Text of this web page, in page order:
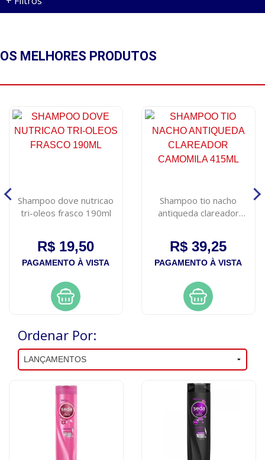
OS MELHORES PRODUTOS
Shampoo dove nutricao
tri-oleos frasco 190ml
R$ 19,50
PAGAMENTO À VISTA
Shampoo tio nacho
antiqueda clareador
R$ 39,25
PAGAMENTO À VISTA
Ordenar Por: